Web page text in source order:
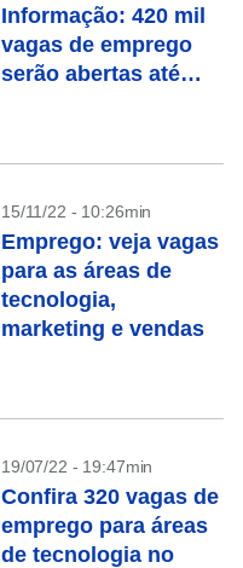
Informação: 420 mil
vagas de emprego
serão abertas até
15/11/22 - 10:26min
Emprego: veja vagas
para as áreas de
tecnologia,
marketing e vendas
19/07/22 - 19:47min
Confira 320 vagas de
emprego para áreas
de tecnologia no